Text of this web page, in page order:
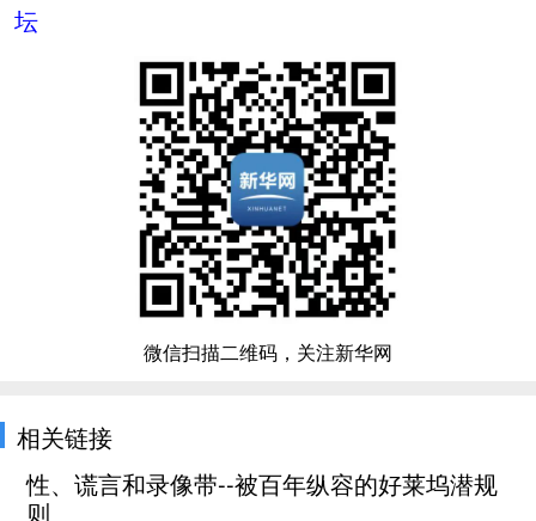
坛
微信扫描二维码，关注新华网
相关链接
性、谎言和录像带--被百年纵容的好莱坞潜规
则